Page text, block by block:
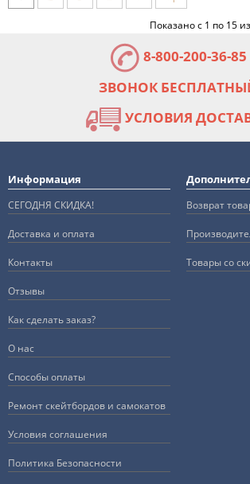
Показано с 1 по 15
8-800-200-36-85
ЗВОНОК
УСЛОВИЯ
Информация
СЕГОДНЯ СКИДКА!
Доставка и оплата
Контакты
Отзывы
Как сделать заказ?
О нас
Способы оплаты
Ремонт скейтбордов и самокатов
Условия соглашения
Политика Безопасности
Возврат
Товары со